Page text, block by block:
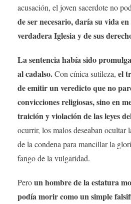
acusación, el joven sacerdote no
de ser necesario, daría su vida en
verdadera Iglesia y de sus
La sentencia había sido
al cadalso.Con cínica sutileza, el
de emitir un veredicto que no
convicciones religiosas, sino en
traición y violación de las leyes
ocurrir, los malos deseaban ocultar
de la condena para mancillar la
fango de la vulgaridad.
Peroun hombre de la estatura
podía morir como un simple